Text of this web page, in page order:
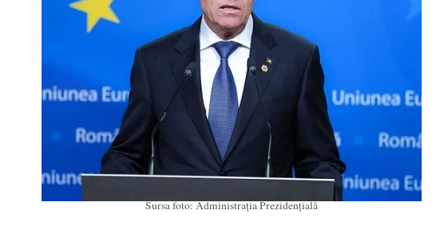
Sursa foto: Administrația Prezidențială